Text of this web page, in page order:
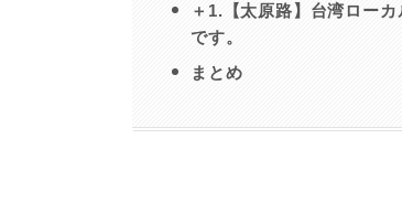
＋1.【太原路】台湾ロー
です。
まとめ